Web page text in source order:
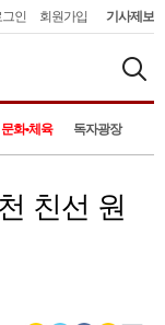
그인 회원가입 기사제보
문화•체육 독자광장
친선 원